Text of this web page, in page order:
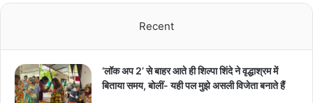
Recent
‘लॉक अप 2’ से बाहर आते ही शिल्पा शिंदे ने वृद्धाश्रम में
बिताया समय, बोलीं- यही पल मुझे असली विजेता बनाते हैं